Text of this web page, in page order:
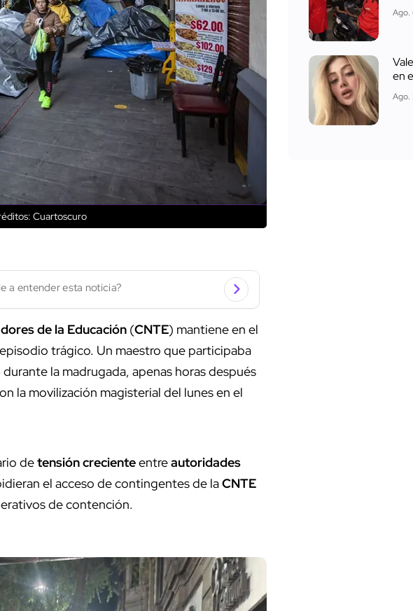
Cuartoscuro
a entender esta noticia?
de la Educación (CNTE) mantiene en el
trágico. Un maestro que participaba
durante la madrugada, apenas horas después
la movilización magisterial del lunes en el
detensión crecienteentreautoridades
el acceso de contingentes de laCNTE
de contención.
Ago.
en
Ago.